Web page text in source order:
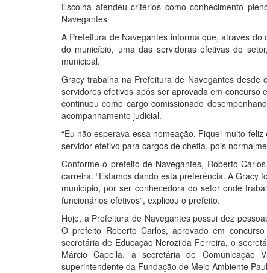
Escolha atendeu critérios como conhecimento
Navegantes
A Prefeitura de Navegantes informa que, através
do município, uma das servidoras efetivas do
municipal.
Gracy trabalha na Prefeitura de Navegantes
servidores efetivos após ser aprovada em
continuou como cargo comissionado
acompanhamento judicial.
“Eu não esperava essa nomeação. Fiquei muito
servidor efetivo para cargos de chefia, pois
Conforme o prefeito de Navegantes, Roberto
carreira. “Estamos dando esta preferência. A Gracy
município, por ser conhecedora do setor onde
funcionários efetivos”, explicou o prefeito.
Hoje, a Prefeitura de Navegantes possui dez
O prefeito Roberto Carlos, aprovado em
secretária de Educação Nerozilda Ferreira, o
Márcio Capella, a secretária de Comunicação
superintendente da Fundação de Meio Ambiente